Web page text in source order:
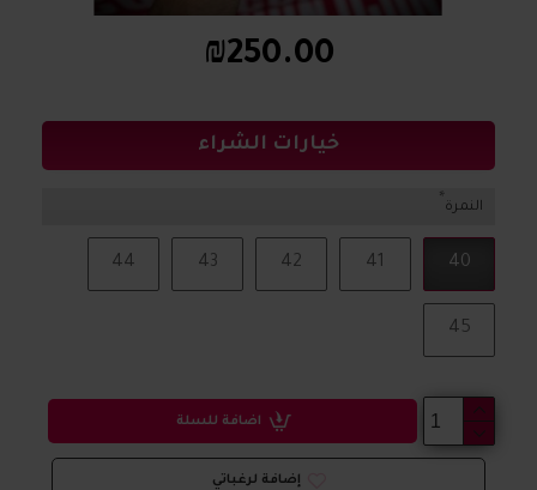
₪250.00
خيارات الشراء
النمرة
40
41
42
43
44
45
اضافة للسلة
إضافة لرغباتي